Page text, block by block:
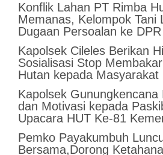
Konflik Lahan PT Rimba
Memanas, Kelompok Tani
Dugaan Persoalan ke DPR
Kapolsek Cileles Berikan
Sosialisasi Stop
Hutan kepada Masyarakat
‎Kapolsek Gunungkencana
dan Motivasi kepada
Upacara HUT Ke-81
Pemko Payakumbuh
Bersama,Dorong